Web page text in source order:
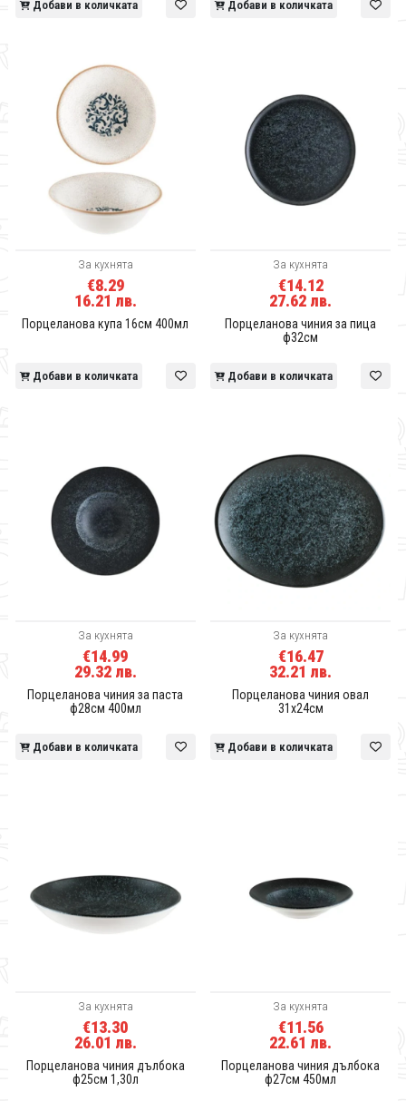
Добави в количката Добави в количката
За кухнята
€8.29
16.21 лв.
Порцеланова купа 16см 400мл
Добави в количката
За кухнята
€14.12
27.62 лв.
Порцеланова чиния за пица
ф32см
Добави в количката
За кухнята
€14.99
29.32 лв.
Порцеланова чиния за паста
ф28см 400мл
Добави в количката
За кухнята
€16.47
32.21 лв.
Порцеланова чиния овал
31x24см
Добави в количката
За кухнята
€13.30
26.01 лв.
Порцеланова чиния дълбока
ф25см 1,30л
За кухнята
€11.56
22.61 лв.
Порцеланова чиния дълбока
ф27см 450мл